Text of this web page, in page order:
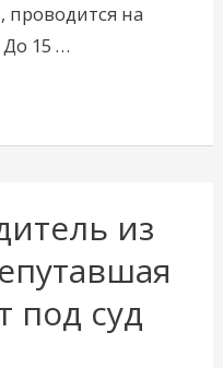
на
15 …
из
под суд